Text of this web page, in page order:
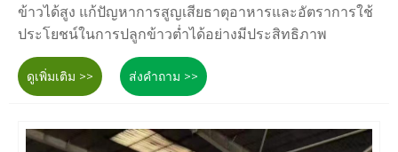
ข้าวได้สูง แก้ปัญหาการสูญเสียธาตุอาหารและอัตราการใช้
ประโยชน์ในการปลูกข้าวต่ำได้อย่างมีประสิทธิภาพ
ดูเพิ่มเติม >> ส่งคำถาม >>